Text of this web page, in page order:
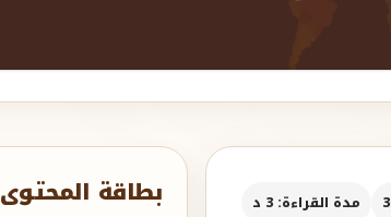
بطاقة المحتوى مدة القراءة: 3 د